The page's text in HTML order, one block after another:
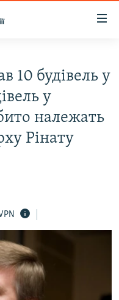
10 будівель у
у
належать
Рінату